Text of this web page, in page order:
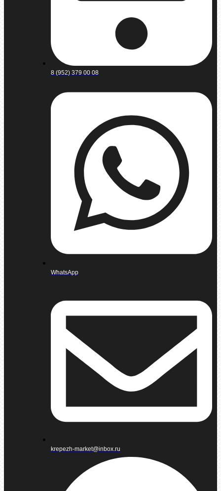
8 (952) 379 00 08
WhatsApp
krepezh-market@inbox.ru